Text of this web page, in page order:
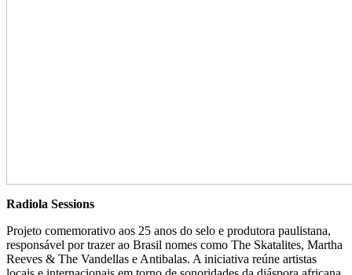
Radiola Sessions
Projeto comemorativo aos 25 anos do selo e produtora paulistana,
responsável por trazer ao Brasil nomes como The Skatalites, Martha
Reeves & The Vandellas e Antibalas. A iniciativa reúne artistas